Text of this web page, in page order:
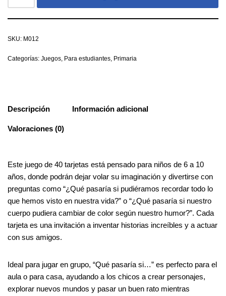
SKU: M012
Categorías: Juegos, Para estudiantes, Primaria
Descripción Información adicional
Valoraciones (0)
Este juego de 40 tarjetas está pensado para niños de 6 a 10
años, donde podrán dejar volar su imaginación y divertirse con
preguntas como “¿Qué pasaría si pudiéramos recordar todo lo
que hemos visto en nuestra vida?” o “¿Qué pasaría si nuestro
cuerpo pudiera cambiar de color según nuestro humor?”. Cada
tarjeta es una invitación a inventar historias increíbles y a actuar
con sus amigos.
Ideal para jugar en grupo, “Qué pasaría si…” es perfecto para el
aula o para casa, ayudando a los chicos a crear personajes,
explorar nuevos mundos y pasar un buen rato mientras